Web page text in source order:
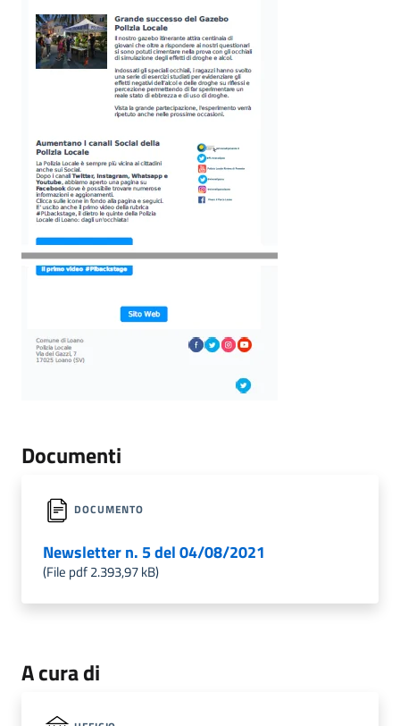
Documenti
DOCUMENTO
Newsletter n. 5 del 04/08/2021
(File pdf 2.393,97 kB)
A cura di